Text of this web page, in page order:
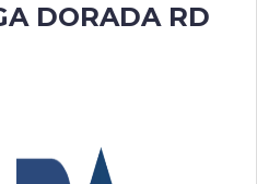
DORADA RD